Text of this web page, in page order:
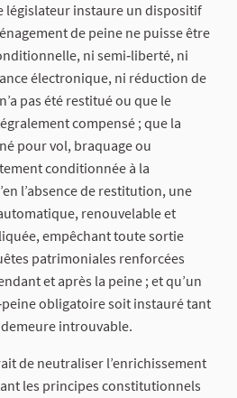
législateur instaure un dispositif
de peine ne puisse être
ni semi‑liberté, ni
électronique, ni réduction de
pas été restitué ou que le
compensé ; que la
pour vol, braquage ou
conditionnée à la
l’absence de restitution, une
renouvelable et
empêchant toute sortie
patrimoniales renforcées
et après la peine ; et qu’un
obligatoire soit instauré tant
introuvable.
de neutraliser l’enrichissement
les principes constitutionnels